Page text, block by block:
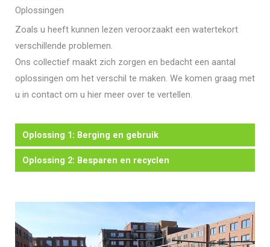
Oplossingen​
Zoals u heeft kunnen lezen veroorzaakt een watertekort
verschillende problemen.
Ons collectief maakt zich zorgen en bedacht een aantal
oplossingen om het verschil te maken. We komen graag met
u in contact om u hier meer over te vertellen.
Oplossing 1: Berging en gebruik​
Oplossing 2: Besparen en recyclen​